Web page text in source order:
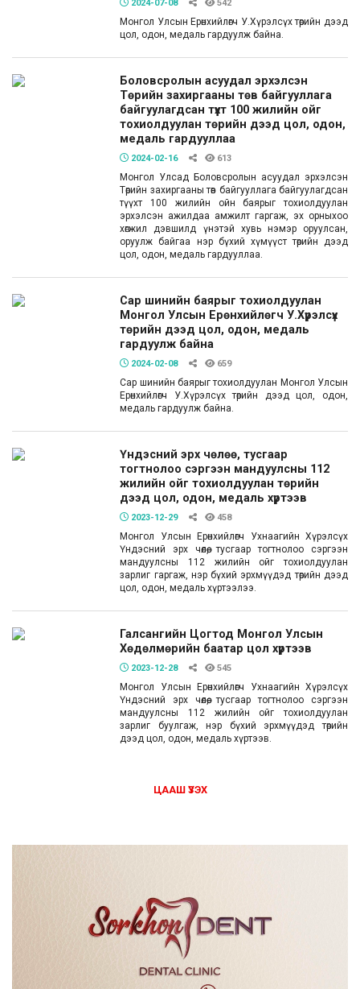
2024-07-08 542
Монгол Улсын Ерөнхийлөгч У.Хүрэлсүх төрийн дээд
цол, одон, медаль гардуулж байна.
Боловсролын асуудал эрхэлсэн
Төрийн захиргааны төв байгууллага
байгуулагдсан түүхт 100 жилийн ойг
тохиолдуулан төрийн дээд цол, одон,
медаль гардууллаа
2024-02-16 613
Монгол Улсад Боловсролын асуудал эрхэлсэн
Төрийн захиргааны төв байгууллага байгуулагдсан
түүхт 100 жилийн ойн баярыг тохиолдуулан
эрхэлсэн ажилдаа амжилт гаргаж, эх орныхоо
хөгжил дэвшилд үнэтэй хувь нэмэр оруулсан,
оруулж байгаа нэр бүхий хүмүүст төрийн дээд
цол, одон, медаль гардууллаа.
Сар шинийн баярыг тохиолдуулан
Монгол Улсын Ерөнхийлөгч У.Хүрэлсүх
төрийн дээд цол, одон, медаль
гардуулж байна
2024-02-08 659
Сар шинийн баярыг тохиолдуулан Монгол Улсын
Ерөнхийлөгч У.Хүрэлсүх төрийн дээд цол, одон,
медаль гардуулж байна.
Үндэсний эрх чөлөө, тусгаар
тогтнолоо сэргээн мандуулсны 112
жилийн ойг тохиолдуулан төрийн
дээд цол, одон, медаль хүртээв
2023-12-29 458
Монгол Улсын Ерөнхийлөгч Ухнаагийн Хүрэлсүх
Үндэсний эрх чөлөө, тусгаар тогтнолоо сэргээн
мандуулсны 112 жилийн ойг тохиолдуулан
зарлиг гаргаж, нэр бүхий эрхмүүдэд төрийн дээд
цол, одон, медаль хүртээлээ.
Галсангийн Цогтод Монгол Улсын
Хөдөлмөрийн баатар цол хүртээв
2023-12-28 545
Монгол Улсын Ерөнхийлөгч Ухнаагийн Хүрэлсүх
Үндэсний эрх чөлөө, тусгаар тогтнолоо сэргээн
мандуулсны 112 жилийн ойг тохиолдуулан
зарлиг буулгаж, нэр бүхий эрхмүүдэд төрийн
дээд цол, одон, медаль хүртээв.
ЦААШ ҮЗЭХ